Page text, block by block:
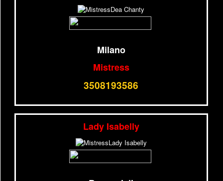
Milano
Mistress
3508193586
Lady Isabelly